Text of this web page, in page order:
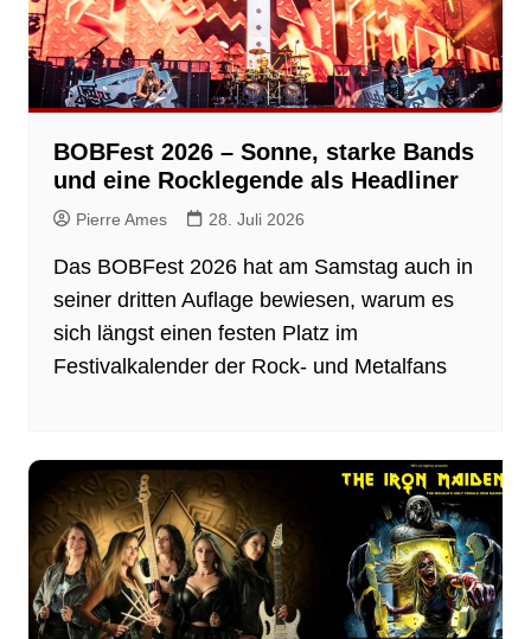
BOBFest 2026 – Sonne, starke Bands
und eine Rocklegende als Headliner
Pierre Ames 28. Juli 2026
Das BOBFest 2026 hat am Samstag auch in
seiner dritten Auflage bewiesen, warum es
sich längst einen festen Platz im
Festivalkalender der Rock- und Metalfans